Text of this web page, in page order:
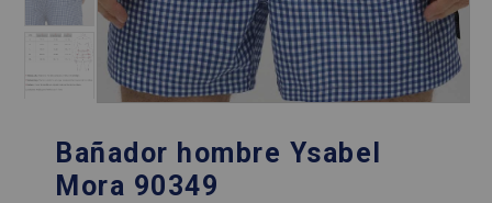
Bañador hombre Ysabel
Mora 90349